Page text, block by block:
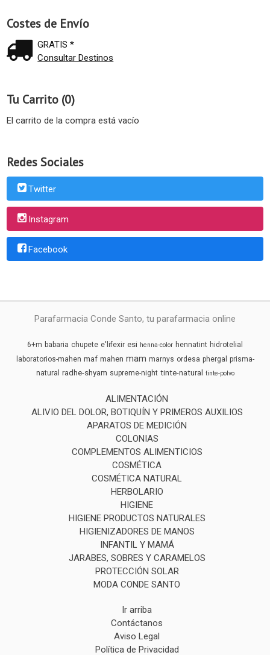
Costes de Envío
GRATIS *
Consultar Destinos
Tu Carrito (0)
El carrito de la compra está vacío
Redes Sociales
Twitter
Instagram
Facebook
Parafarmacia Conde Santo, tu parafarmacia online
6+m babaria chupete e'lifexir esi henna-color hennatint hidrotelial
laboratorios-mahen maf mahen mam marnys ordesa phergal prisma-
natural radhe-shyam supreme-night tinte-natural tinte-polvo
ALIMENTACIÓN
ALIVIO DEL DOLOR, BOTIQUÍN Y PRIMEROS AUXILIOS
APARATOS DE MEDICIÓN
COLONIAS
COMPLEMENTOS ALIMENTICIOS
COSMÉTICA
COSMÉTICA NATURAL
HERBOLARIO
HIGIENE
HIGIENE PRODUCTOS NATURALES
HIGIENIZADORES DE MANOS
INFANTIL Y MAMÁ
JARABES, SOBRES Y CARAMELOS
PROTECCIÓN SOLAR
MODA CONDE SANTO
Ir arriba
Contáctanos
Aviso Legal
Política de Privacidad